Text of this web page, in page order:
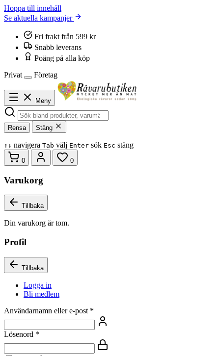
Hoppa till innehåll
Se aktuella kampanjer
Fri frakt från 599 kr
Snabb leverans
Poäng på alla köp
Privat
Företag
Meny
Rensa Stäng
↑ ↓ navigera Tab välj Enter sök Esc stäng
0 0
Varukorg
Tillbaka
Din varukorg är tom.
Profil
Tillbaka
Logga in
Bli medlem
Användarnamn eller e-post *
Lösenord *